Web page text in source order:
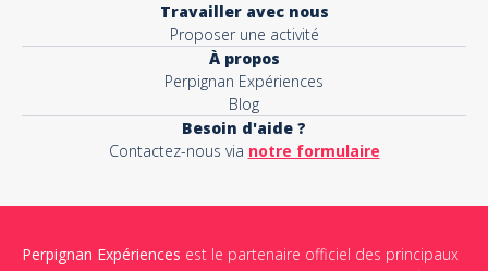
Travailler avec nous
Proposer une activité
À propos
Perpignan Expériences
Blog
Besoin d'aide ?
Contactez-nous via notre formulaire
Perpignan Expériences est le partenaire officiel des principaux